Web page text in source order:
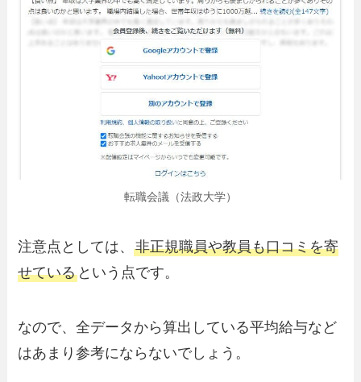
転職会議（法政大学）
注意点としては、非正規職員や教員も口コミを寄
せている という点です。
なので、全データから算出している平均給与など
はあまり参考にならないでしょう。